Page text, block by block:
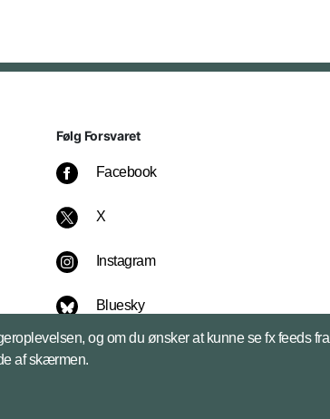
Følg Forsvaret
Facebook
X
Instagram
Bluesky
LinkedIn
og om du ønsker at kunne se fx feeds fra
af skærmen.